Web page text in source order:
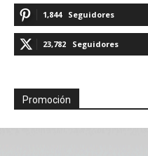
1,844 Seguidores
23,782 Seguidores
Promoción